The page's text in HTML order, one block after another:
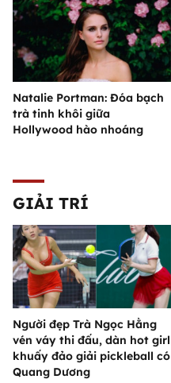
Natalie Portman: Đóa bạch
trà tinh khôi giữa
Hollywood hào nhoáng
GIẢI TRÍ
Người đẹp Trà Ngọc Hằng
vén váy thi đấu, dàn hot girl
khuấy đảo giải pickleball có
Quang Dương